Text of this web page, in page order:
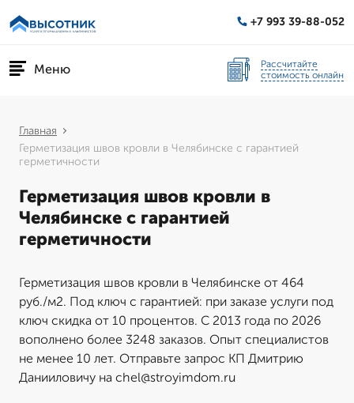
+7 993 39-88-052
Меню
Рассчитайте
стоимость онлайн
Главная
Герметизация швов кровли в Челябинске с гарантией
герметичности
Герметизация швов кровли в
Челябинске с гарантией
герметичности
Герметизация швов кровли в Челябинске от 464
руб./м2. Под ключ с гарантией: при заказе услуги под
ключ скидка от 10 процентов. С 2013 года по 2026
вополнено более 3248 заказов. Опыт специалистов
не менее 10 лет. Отправьте запрос КП Дмитрию
Данииловичу на chel@stroyimdom.ru